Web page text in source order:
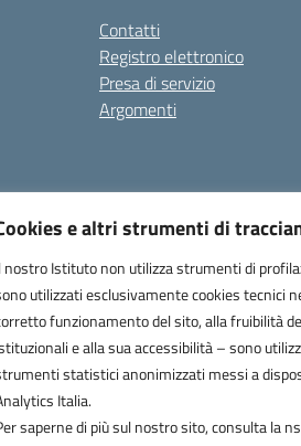
e altri strumenti di
nostro Istituto non utilizza strumenti di
utilizzati esclusivamente cookies tecnici
funzionamento del sito, alla fruibilità
e alla sua accessibilità – sono
statistici anonimizzati messi a
Italia.
saperne di più sul nostro sito, consulta la
Contatti
Registro elettronico
Presa di servizio
Argomenti